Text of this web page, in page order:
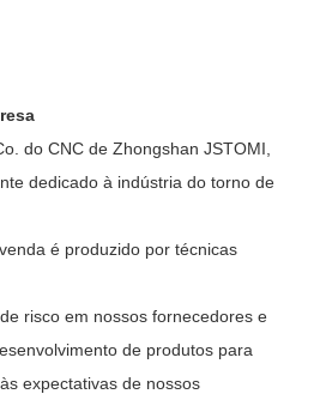
do CNC de Zhongshan JSTOMI,
dedicado à indústria do torno de
é produzido por técnicas
risco em nossos fornecedores e
de produtos para
expectativas de nossos